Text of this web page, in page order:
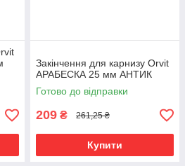
Закінчення для карнизу Orvit
АРАБЕСКА 25 мм АНТИК
Готово до відправки
209 ₴ 261,25 ₴
Купити